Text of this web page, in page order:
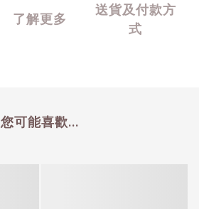
了解更多
送貨及付款方
式
您可能喜歡...